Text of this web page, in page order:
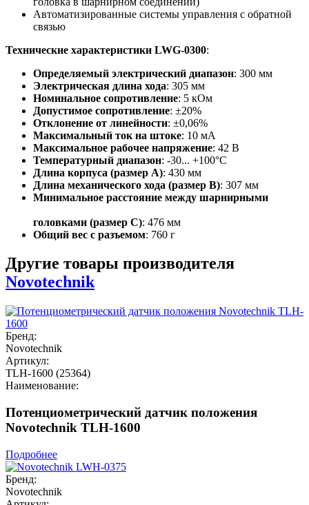
Автоматизированные системы управления с обратной
связью
Технические характеристики LWG-0300:
Определяемый электрический диапазон: 300 мм
Электрическая длина хода: 305 мм
Номинальное сопротивление: 5 кОм
Допустимое сопротивление: ±20%
Отклонение от линейности: ±0,06%
Максимальный ток на штоке: 10 мА
Максимальное рабочее напряжение: 42 В
Температурный диапазон: -30... +100°C
Длина корпуса (размер А): 430 мм
Длина механического хода (размер B): 307 мм
Минимальное расстояние между шарнирными
головками (размер C): 476 мм
Общий вес с разъемом: 760 г
Другие товары производителя
Novotechnik
Бренд:
Novotechnik
Артикул:
TLH-1600 (25364)
Наименование:
Потенциометрический датчик положения
Novotechnik TLH-1600
Подробнее
Бренд:
Novotechnik